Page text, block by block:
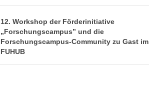
12. Workshop der Förderinitiative
„Forschungscampus” und die
Forschungscampus-Community zu Gast im
FUHUB